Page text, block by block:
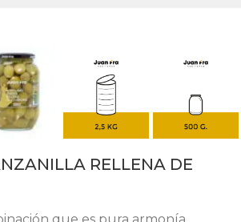
RELLENA DE
que es pura armonía.